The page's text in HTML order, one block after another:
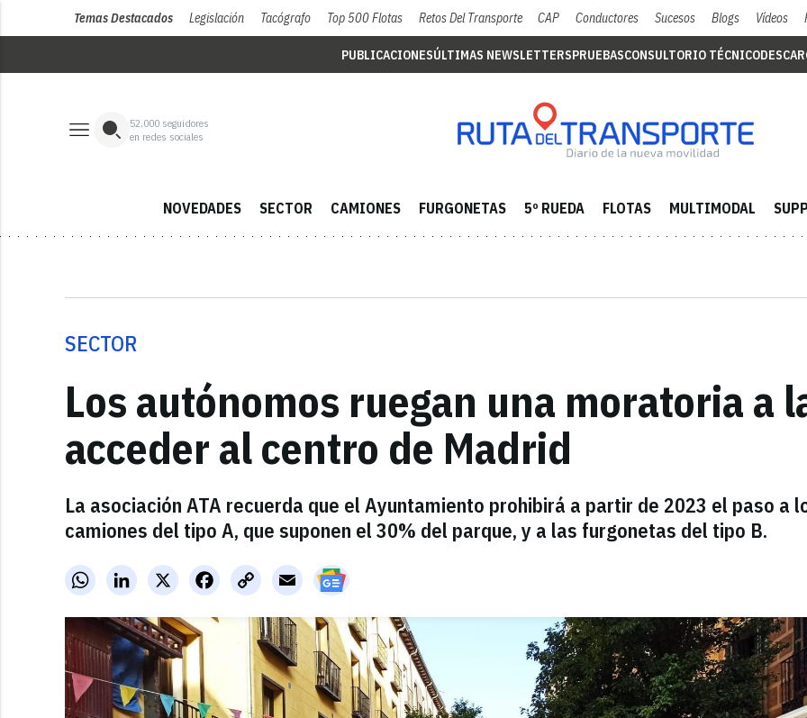
Temas Destacados Legislación Tacógrafo Top 500 Flotas Retos Del Transporte CAP Conductores Sucesos Blogs Vídeos
PUBLICACIONESÚLTIMAS NEWSLETTERSPRUEBASCONSULTORIO TÉCNICO
52,000 seguidores
en redes sociales
NOVEDADES SECTOR CAMIONES FURGONETAS 5º RUEDA FLOTAS MULTIMODAL
SECTOR
Los autónomos ruegan una moratoria a
acceder al centro de Madrid
La asociación ATA recuerda que el Ayuntamiento prohibirá a partir de 2023 el paso a
camiones del tipo A, que suponen el 30% del parque, y a las furgonetas del tipo B.
WhatsAppLinkedInX FacebookCopy
Link
Email